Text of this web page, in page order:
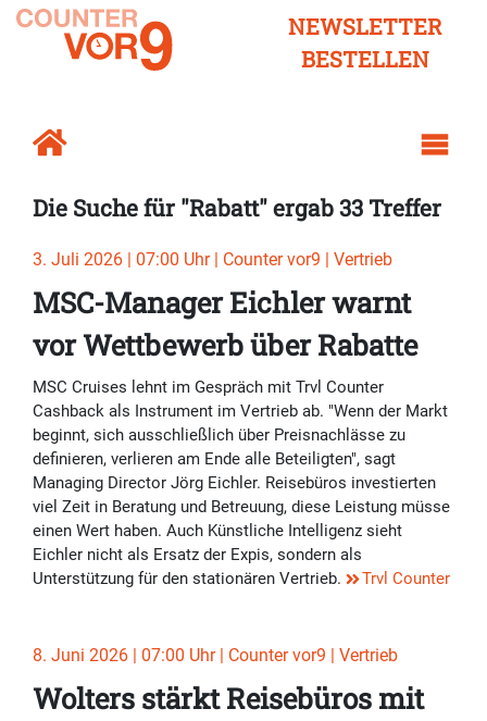
NEWSLETTER
BESTELLEN
Die Suche für "Rabatt" ergab 33 Treffer
3. Juli 2026 | 07:00 Uhr | Counter vor9 | Vertrieb
MSC-Manager Eichler warnt
vor Wettbewerb über Rabatte
MSC Cruises lehnt im Gespräch mit Trvl Counter
Cashback als Instrument im Vertrieb ab. "Wenn der Markt
beginnt, sich ausschließlich über Preisnachlässe zu
definieren, verlieren am Ende alle Beteiligten", sagt
Managing Director Jörg Eichler. Reisebüros investierten
viel Zeit in Beratung und Betreuung, diese Leistung müsse
einen Wert haben. Auch Künstliche Intelligenz sieht
Eichler nicht als Ersatz der Expis, sondern als
Unterstützung für den stationären Vertrieb.
Trvl Counter
8. Juni 2026 | 07:00 Uhr | Counter vor9 | Vertrieb
Wolters stärkt Reisebüros mit